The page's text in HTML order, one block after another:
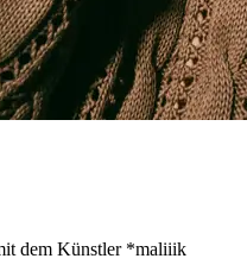
dem Künstler *maliiik